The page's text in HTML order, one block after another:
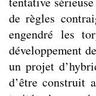
de règles
engendré les
développement
un projet
d’être construit